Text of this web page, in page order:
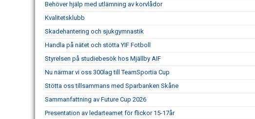
Behöver hjälp med utlämning av korvlådor
Kvalitetsklubb
Skadehantering och sjukgymnastik
Handla på nätet och stötta YIF Fotboll
Styrelsen på studiebesök hos Mjällby AIF
Nu närmar vi oss 300lag till TeamSportia Cup
Stötta oss tillsammans med Sparbanken Skåne
Sammanfattning av Future Cup 2026
Presentation av ledarteamet för flickor 15-17år